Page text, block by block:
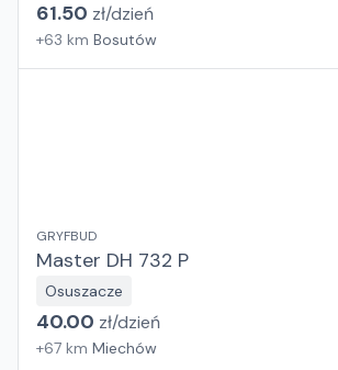
61.50 zł/dzień
+63 km Bosutów
GRYFBUD
Master DH 732 P
Osuszacze
40.00 zł/dzień
+67 km Miechów